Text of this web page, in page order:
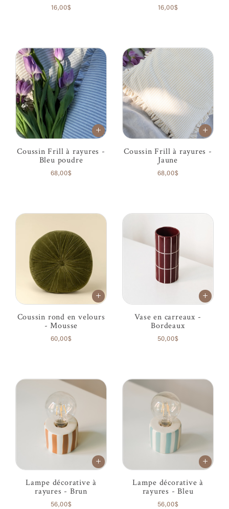
16,00$ 16,00$
Coussin Frill à rayures -
Bleu poudre
68,00$
Coussin Frill à rayures -
Jaune
68,00$
Coussin rond en velours
- Mousse
60,00$
Vase en carreaux -
Bordeaux
50,00$
Lampe décorative à
rayures - Brun
56,00$
Lampe décorative à
rayures - Bleu
56,00$